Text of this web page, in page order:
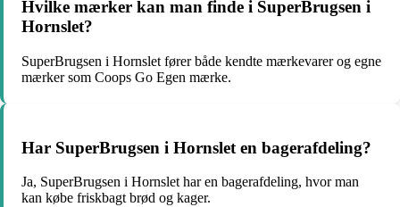
Hvilke mærker kan man finde i SuperBrugsen i
Hornslet?
SuperBrugsen i Hornslet fører både kendte mærkevarer og egne
mærker som Coops Go Egen mærke.
Har SuperBrugsen i Hornslet en bagerafdeling?
Ja, SuperBrugsen i Hornslet har en bagerafdeling, hvor man
kan købe friskbagt brød og kager.